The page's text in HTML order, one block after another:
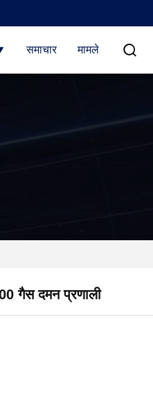
समाचार मामले
गैस दमन प्रणाली